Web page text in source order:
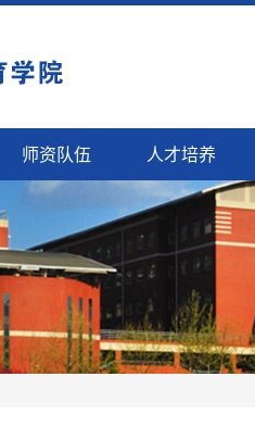
师资队伍 人才培养